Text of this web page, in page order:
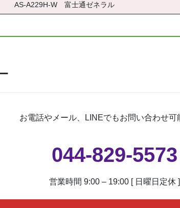
AS-A229H-W 富士通ゼネラル
お電話やメール、LINEでもお問い合わせ可
044-829-5573
営業時間 9:00 – 19:00 [ 日曜日定休 ]